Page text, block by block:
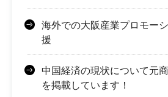
海外での大阪産業プロモー
援
中国経済の現状について元
を掲載しています！